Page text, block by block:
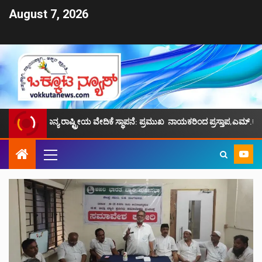
August 7, 2026
ರಾಷ್ಟ್ರೀಯ ವೇದಿಕೆ ಸ್ಥಾಪನೆ: ಪ್ರಮುಖ ನಾಯಕರಿಂದ ಪ್ರಸ್ತಾಪ,ಎಮ್.ಕೆ.ಫೈಝಿ ನೇತೃತ್ವ.